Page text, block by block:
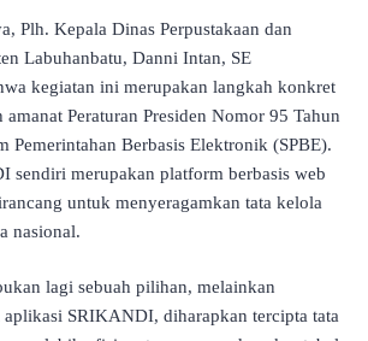
Plh. Kepala Dinas Perpustakaan dan
Labuhanbatu, Danni Intan, SE
kegiatan ini merupakan langkah konkret
Peraturan Presiden Nomor 95 Tahun
Pemerintahan Berbasis Elektronik (SPBE).
sendiri merupakan platform berbasis web
untuk menyeragamkan tata kelola
nasional.
lagi sebuah pilihan, melainkan
SRIKANDI, diharapkan tercipta tata